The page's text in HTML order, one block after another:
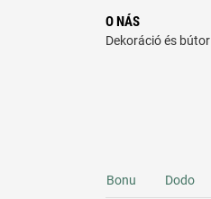
O NÁS
Dekoráció és bútor
Bonu Dodo